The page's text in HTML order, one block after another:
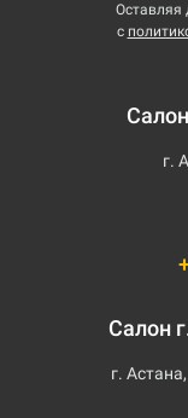
Оставляя
с
г.
Салон
г.